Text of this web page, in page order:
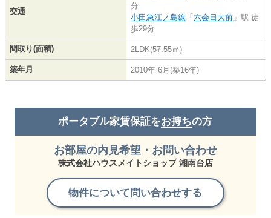
交通
分
小田急江ノ島線 「六会日大前 」駅 徒
歩29分
間取り(面積) 2LDK(57.55㎡)
築年月 2010年 6月(築16年)
ポータブル家賃保証をお持ちの方
お部屋の内見希望・お問い合わせ
株式会社ハウスメイトショップ 湘南台店
物件について問い合わせする